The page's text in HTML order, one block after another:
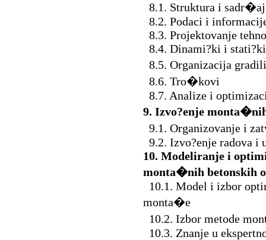
8.1. Struktura i
8.2. Podaci i
8.3. Projektovanje
8.4. Dinami?ki i
8.5. Organizacija
8.6. Tro�kovi
8.7. Analize i
9. Izvo?enje
9.1. Organizovanje i
9.2. Izvo?enje radova i
10. Modeliranje i
monta�nih betonskih
10.1. Model i izbor
monta�e
10.2. Izbor metode
10.3. Znanje u